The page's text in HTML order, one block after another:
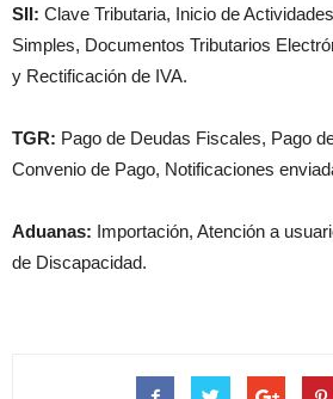
SII: Clave Tributaria, Inicio de
Simples, Documentos Tributarios
y Rectificación de IVA.
TGR: Pago de Deudas Fiscales, Pago
Convenio de Pago, Notificaciones
Aduanas: Importación, Atención a
de Discapacidad.